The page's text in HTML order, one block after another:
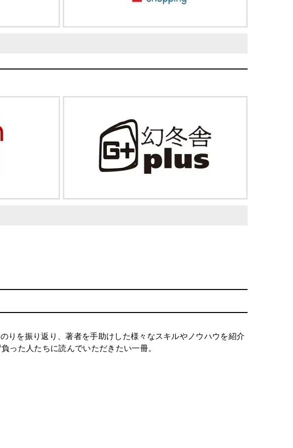
りを振り返り、著者を手助けした様々なスキルやノウハウを紹介
った人たちに読んでいただきたい一冊。